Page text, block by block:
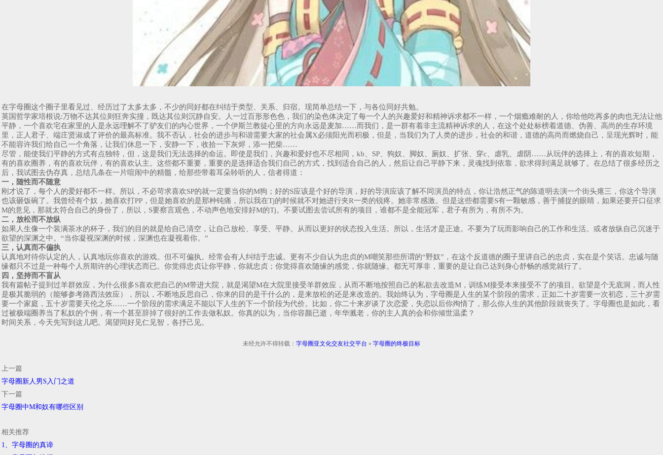
在字母圈这个圈子里看见过、经历过了太多太多，不少的同好都在纠结于类型、关系、归宿。现简单总结一下，与各位同好共勉。
英国哲学家培根说:万物不达其位则狂奔实撞，既达其位则沉静自安。人一过百形形色色，我们的染色体决定了每一个人的兴趣爱好和精神诉求都不一样，一个烟瘾难耐的人，你给他吃再多的肉也无法让他
平静，一个喜欢宅在家里的人是永远理解不了驴友们的内心世界，一个伊斯兰教徒心里的方向永远是麦加……而我们，是一群有着非主流精神诉求的人，在这个处处标榜着道德、伪善、高尚的生存环境
里，正人君子、端庄贤淑成了评价的最高标准。我不否认，社会的进步与和谐需要大家的社会属X必须阳光而积极，但是，当我们为了人类的进步，社会的和谐，道德的高尚而燃烧自己，呈现光辉时，能
不能容许我们给自己一个角落，让我们休息一下，安静一下，收拾一下灰烬，添一把柴……
尽管，能使我们平静的方式有点独特，但，这是我们无法选择的命运。即使是我们，兴趣和爱好也不尽相同，kb、SP、狗奴、脚奴、厕奴、扩张、穿c、虐乳、虐阴……从玩伴的选择上，有的喜欢短期，
有的喜欢圈养，有的喜欢玩伴，有的喜欢认主。这些都不重要，重要的是选择适合我们自己的方式，找到适合自己的人，然后让自己平静下来，灵魂找到依靠，欲求得到满足就够了。在总结了很多经历之
后，我试图去伪存真，总结几条在一片喧闹中的精髓，给那些带着耳朵聆听的人，信者得道：
一，随性而不随意
刚才说了，每个人的爱好都不一样。所以，不必苛求喜欢SP的就一定要当你的M狗；好的S应该是个好的导演，好的导演应该了解不同演员的特点，你让浩然正气的陈道明去演一个街头瘪三，你这个导演
也该砸饭碗了。我曾经有个奴，她喜欢打PP，但是她喜欢的是那种钝痛，所以我在Tj的时候就不对她进行夹R一类的锐疼。她非常感激。但是这些都需要S有一颗敏感，善于捕捉的眼睛，如果还要开口征求
M的意见，那就太符合自己的身份了，所以，S要察言观色，不动声色地安排好M的Tj。不要试图去尝试所有的项目，谁都不是全能冠军，君子有所为，有所不为。
二，放松而不放纵
如果人生像一个装满茶水的杯子，我们的目的就是给自己清空，让自己放松、享受、平静。从而以更好的状态投入生活。所以，生活才是正途。不要为了玩而影响自己的工作和生活。或者放纵自己沉迷于
欲望的深渊之中。“当你凝视深渊的时候，深渊也在凝视着你。”
三，认真而不偏执
认真地对待你认定的人，认真地玩你喜欢的游戏。但不可偏执。经常会有人纠结于忠诚。更有不少自认为忠贞的M嘲笑那些所谓的“野奴”，在这个反道德的圈子里讲自己的忠贞，实在是个笑话。忠诚与随
缘都只不过是一种每个人所期许的心理状态而已。你觉得忠贞让你平静，你就忠贞；你觉得喜欢随缘的感觉，你就随缘。都无可厚非，重要的是让自己达到身心舒畅的感觉就行了。
四，坚持而不盲从
我有篇帖子提到过羊群效应，为什么很多S喜欢把自己的M带进大院，就是渴望M在大院里接受羊群效应，从而不断地按照自己的私欲去改造M，训练M接受本来接受不了的项目。欲望是个无底洞，而人性
是极其脆弱的（能够参考路西法效应），所以，不断地反思自己，你来的目的是干什么的，是来放松的还是来改造的。我始终认为，字母圈是人生的某个阶段的需求，正如二十岁需要一次初恋，三十岁需
要一个家庭，五十岁需要天伦之乐……一个阶段的需求满足不能以下人生的下一个阶段为代价。比如，你二十来岁谈了次恋爱，失恋以后你殉情了，那么你人生的其他阶段就丧失了。字母圈也是如此，看
过被极端圈养当了私奴的个例，有一个甚至辞掉了很好的工作去做私奴。你真的以为，当你容颜已逝，年华溅老，你的主人真的会和你倾世温柔？
时间关系，今天先写到这儿吧。渴望同好见仁见智，各抒己见。
未经允许不得转载： 字母圈亚文化交友社交平台 » 字母圈的终极目标
上一篇
字母圈新人男S入门之道
下一篇
字母圈中M和奴有哪些区别
相关推荐
1、字母圈的真谛